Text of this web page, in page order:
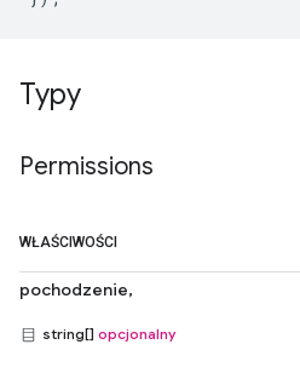
Typy
Permissions
WŁAŚCIWOŚCI
pochodzenie,
string[] opcjonalny